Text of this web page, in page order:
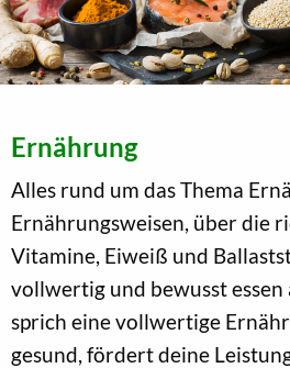
Ernährung
Alles rund um das Thema
Ernährungsweisen, über die
Vitamine, Eiweiß und
vollwertig und bewusst essen
sprich eine vollwertige
gesund, fördert deine